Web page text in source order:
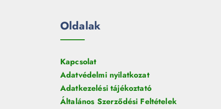
Oldalak
Kapcsolat
Adatvédelmi nyilatkozat
Adatkezelési tájékoztató
Általános Szerződési Feltételek